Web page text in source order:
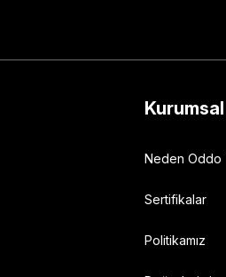
Kurumsal
Neden Oddo
Sertifikalar
Politikamız